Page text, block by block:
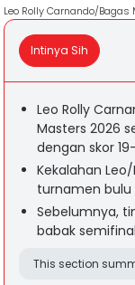
Leo Rolly Carnando/
Intinya Sih
Leo Rolly
Masters 2026
dengan skor 19-
Kekalahan
turnamen bulu
Sebelumnya,
babak
This section